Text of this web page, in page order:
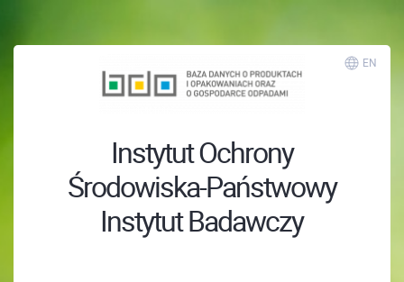
EN
Instytut Ochrony
Środowiska-Państwowy
Instytut Badawczy